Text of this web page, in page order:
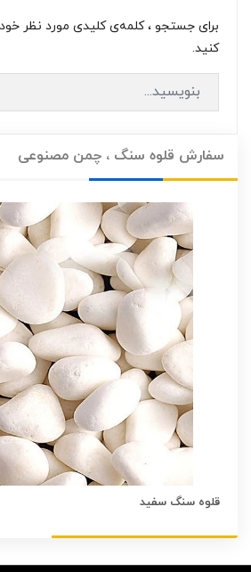
برای جستجو ، کلمه‌ی کلیدی مورد نظر
کنید.
سفارش قلوه سنگ ، چمن مصنوعی
قلوه سنگ سفید